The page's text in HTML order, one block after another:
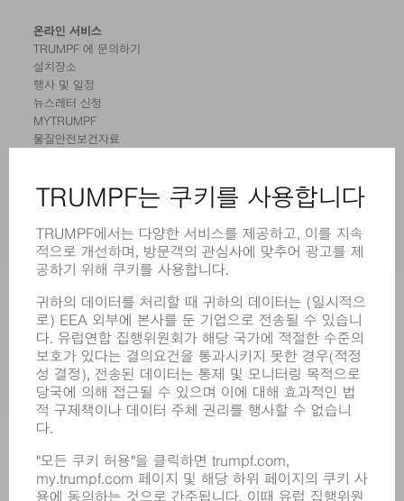
온라인 서비스
TRUMPF 에 문의하기
설치장소
행사 및 일정
뉴스레터 신청
MYTRUMPF
물질안전보건자료
레이저
전력 시스템
전동 툴
SMART FACTORY
소프트웨어
어플리케이션
부문
기업
경력
모집
기업 프로필
이사회
영업 보고서
규정 준수
내부고발자 시스템